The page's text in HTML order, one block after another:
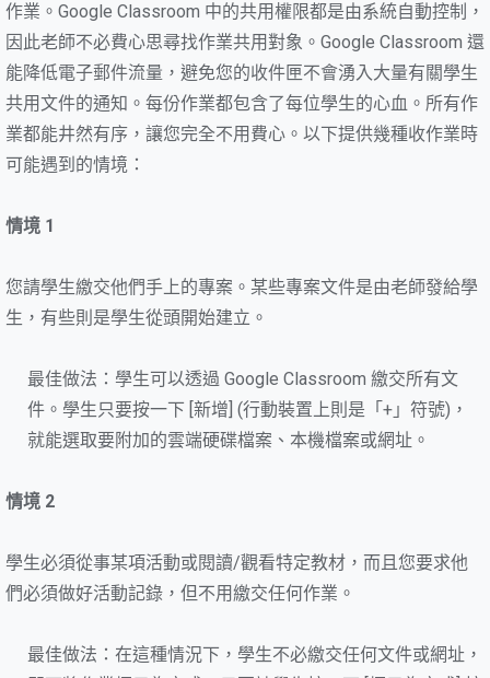
作業。Google Classroom 中的共用權限都是由系統自動控制，
因此老師不必費心思尋找作業共用對象。Google Classroom 還
能降低電子郵件流量，避免您的收件匣不會湧入大量有關學生
共用文件的通知。每份作業都包含了每位學生的心血。所有作
業都能井然有序，讓您完全不用費心。以下提供幾種收作業時
可能遇到的情境：
情境 1
您請學生繳交他們手上的專案。某些專案文件是由老師發給學
生，有些則是學生從頭開始建立。
最佳做法：學生可以透過 Google Classroom 繳交所有文
件。學生只要按一下 [新增] (行動裝置上則是「+」符號)，
就能選取要附加的雲端硬碟檔案、本機檔案或網址。
情境 2
學生必須從事某項活動或閱讀/觀看特定教材，而且您要求他
們必須做好活動記錄，但不用繳交任何作業。
最佳做法：在這種情況下，學生不必繳交任何文件或網址，